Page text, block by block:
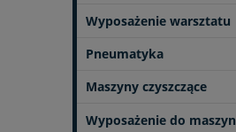
Wyposażenie warsztatu
Pneumatyka
Maszyny czyszczące
Wyposażenie do maszyn